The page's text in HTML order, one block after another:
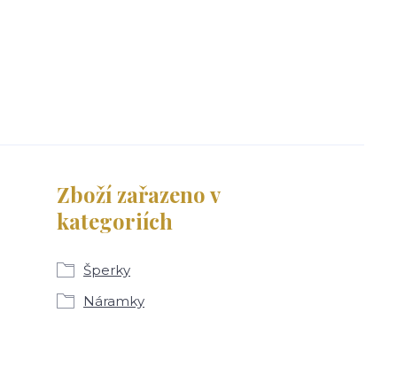
Zboží zařazeno v
kategoriích
Šperky
Náramky